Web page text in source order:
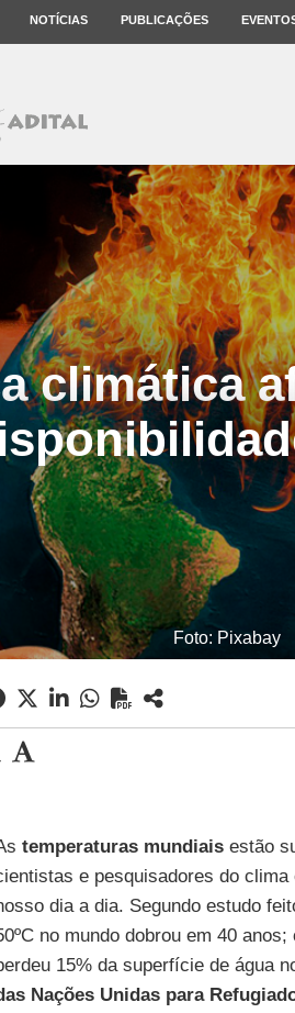
NOTÍCIAS PUBLICAÇÕES
climática
Foto: Pixabay
temperaturas mundiaisestão
e pesquisadores do
dia a dia. Segundo estudo
no mundo dobrou em 40
15% da superfície de água
Nações Unidas para